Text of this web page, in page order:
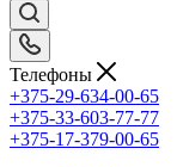
Телефоны
+375-29-634-00-65
+375-33-603-77-77
+375-17-379-00-65